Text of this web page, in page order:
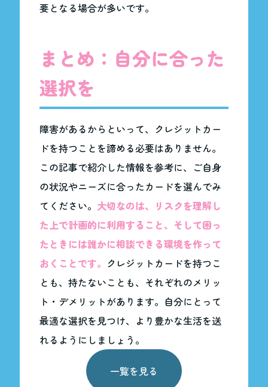
要となる場合が多いです。
まとめ：自分に合った
選択を
障害があるからといって、クレジットカー
ドを持つことを諦める必要はありません。
この記事で紹介した情報を参考に、ご自身
の状況やニーズに合ったカードを選んでみ
てください。 大切なのは、リスクを理解し
た上で計画的に利用すること、そして困っ
たときには誰かに相談できる環境を作って
おくことです。 クレジットカードを持つこ
とも、持たないことも、それぞれのメリッ
ト・デメリットがあります。自分にとって
最適な選択を見つけ、より豊かな生活を送
れるようにしましょう。
一覧を見る